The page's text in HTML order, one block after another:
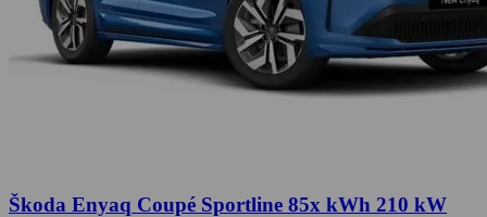
Škoda Enyaq Coupé Sportline 85x kWh 210 kW